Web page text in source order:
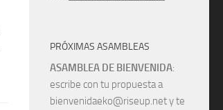
PRÓXIMAS ASAMBLEAS
ASAMBLEA DE BIENVENIDA:
escribe con tu propuesta a
bienvenidaeko@riseup.net y te